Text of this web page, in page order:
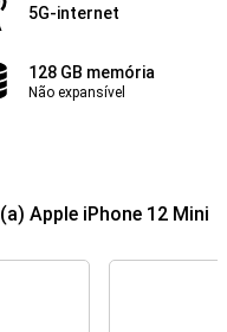
5G-internet
128 GB memória
Não expansível
Apple iPhone 12 Mini